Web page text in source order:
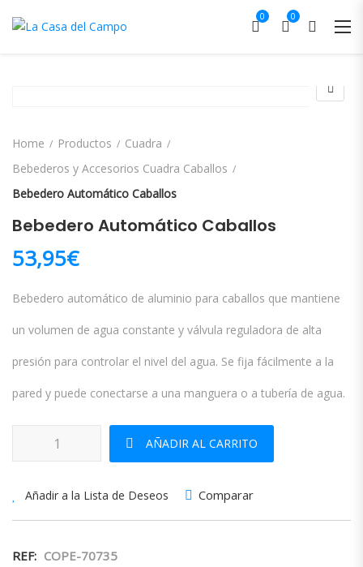
0 0
Home Productos
Cuadra
Bebederos y Accesorios Cuadra Caballos
Bebedero Automático Caballos
Bebedero Automático Caballos
53,95€
Bebedero automático de aluminio para caballos que mantiene
un volumen de agua constante y válvula reguladora de alta
presión para controlar el nivel del agua. Se fija fácilmente a la
pared y puede conectarse a una manguera o a tubería de agua.
Bebedero Automático Caballos cantidad
AÑADIR AL CARRITO
Añadir a la Lista de Deseos Comparar
REF: COPE-70735